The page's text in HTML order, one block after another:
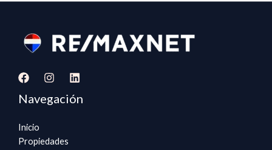
Navegación
Inicio
Propiedades